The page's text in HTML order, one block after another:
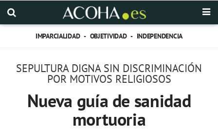
IMPARCIALIDAD - OBJETIVIDAD - INDEPENDENCIA
SEPULTURA DIGNA SIN DISCRIMINACIÓN
POR MOTIVOS RELIGIOSOS
Nueva guía de sanidad
mortuoria